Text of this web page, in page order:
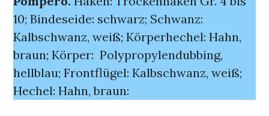
10; Bindeseide: schwarz; Schwanz:
Kalbschwanz, weiß; Körperhechel: Hahn,
braun; Körper: Polypropylendubbing,
hellblau; Frontflügel: Kalbschwanz, weiß;
Hechel: Hahn, braun: